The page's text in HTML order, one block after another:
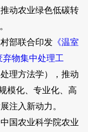
动农业绿色低碳转
部联合印发《温室
物集中处理工
理方法学），推动
模化、专业化、高
注入新动力。
国农业科学院农业